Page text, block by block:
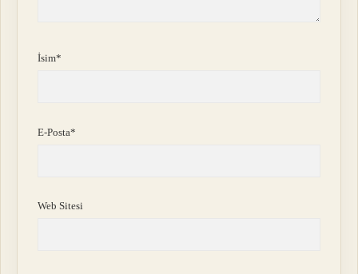
İsim*
E-Posta*
Web Sitesi